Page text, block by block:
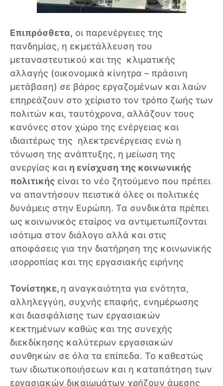
Επιπρόσθετα, οι παρενέργειες της
πανδημίας, η εκμετάλλευση του
μεταναστευτικού και της κλιματικής
αλλαγής (οικονομικά κίνητρα – πράσινη
μετάβαση) σε βάρος εργαζομένων και λαών
επηρεάζουν στο χείριστο τον τρόπο ζωής των
πολιτών και, ταυτόχρονα, αλλάζουν τους
κανόνες στον χώρο της ενέργειας και
ιδιαιτέρως της ηλεκτρενέργειας ενώ η
τόνωση της ανάπτυξης, η μείωση της
ανεργίας και η ενίσχυση της κοινωνικής
πολιτικής είναι το νέο ζητούμενο που πρέπει
να απαντήσουν πειστικά όλες οι πολιτικές
δυνάμεις στην Ευρώπη. Τα συνδικάτα πρέπει
ως κοινωνικός εταίρος να αντιμετωπίζονται
ισότιμα στον διάλογο αλλά και στις
αποφάσεις για την διατήρηση της κοινωνικής
ισορροπίας και της εργασιακής ειρήνης
Τονίστηκε, η αναγκαιότητα για ενότητα,
αλληλεγγύη, συχνής επαφής, ενημέρωσης
και διασφάλισης των εργασιακών
κεκτημένων καθώς και της συνεχής
διεκδίκησης καλύτερων εργασιακών
συνθηκών σε όλα τα επίπεδα. Το καθεστώς
των ιδιωτικοποιήσεων και η καταπάτηση των
εργασιακών δικαιωμάτων χρήζουν άμεσης